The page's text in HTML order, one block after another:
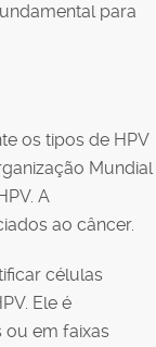
para
os tipos de HPV
Mundial
A
ao câncer.
células
Ele é
ou em faixas